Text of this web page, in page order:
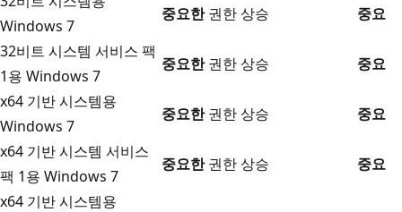
Windows 7
중요한권한 상승
중요
32비트 시스템 서비스 팩
1용 Windows 7
중요한권한 상승
중요
x64 기반 시스템용
Windows 7
중요한권한 상승
중요
x64 기반 시스템 서비스
팩 1용 Windows 7
중요한권한 상승
중요
x64 기반 시스템용